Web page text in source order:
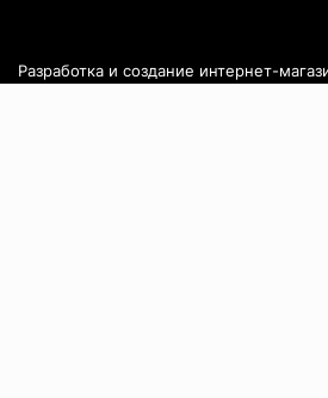
Разработка и создание интернет-